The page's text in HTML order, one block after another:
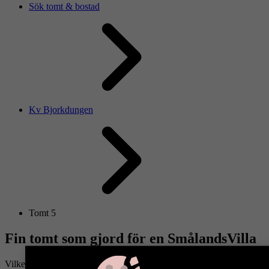
Sök tomt & bostad
Kv Bjorkdungen
Tomt 5
Fin tomt som gjord för en SmålandsVilla
Vilket läge! Här har du chansen att bygga ditt nya hem på en fin